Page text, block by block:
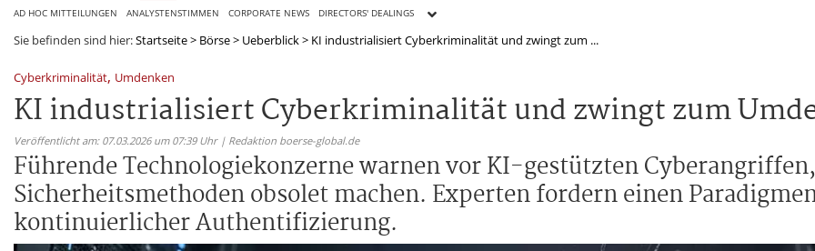
AD HOC MITTEILUNGEN ANALYSTENSTIMMEN CORPORATE NEWS DIRECTORS' DEALINGS
Sie befinden sind hier:Startseite> Börse> Ueberblick> KI industrialisiert Cyberkriminalität und zwingt zum ...
Cyberkriminalität, Umdenken
KI industrialisiert Cyberkriminalität und zwingt zum
Veröffentlicht am: 07.03.2026 um 07:39 Uhr | Redaktion boerse-global.de
Führende Technologiekonzerne warnen vor KI-gestützten
Sicherheitsmethoden obsolet machen. Experten fordern einen
kontinuierlicher Authentifizierung.